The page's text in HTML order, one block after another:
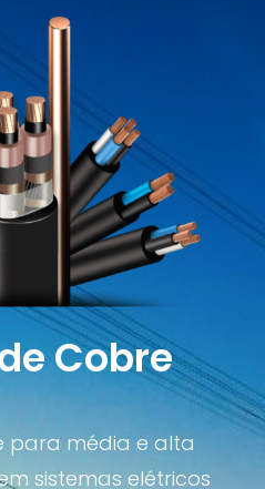
Cobre
para média e alta
sistemas elétricos